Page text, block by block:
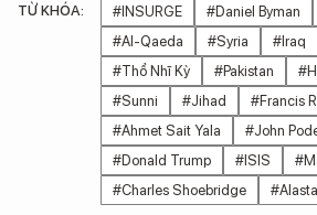
TỪ KHÓA: #INSURGE #Daniel Byman
#Al-Qaeda
#Syria #Iraq
#Thổ Nhĩ Kỳ
#Pakistan
#Sunni
#Jihad
#Francis
#Ahmet Sait Yala
#John
#Donald Trump
#ISIS
#Charles Shoebridge